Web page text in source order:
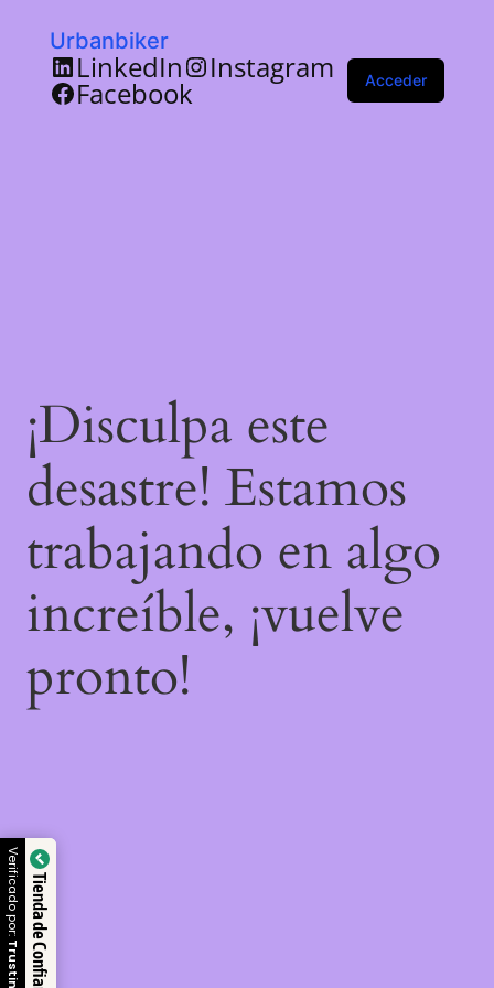
Urbanbiker
LinkedIn Instagram
Facebook Acceder
¡Disculpa este
desastre! Estamos
trabajando en algo
increíble, ¡vuelve
pronto!
Tienda de Confianza
Verificado por: